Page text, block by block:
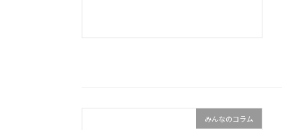
みんなのコラム